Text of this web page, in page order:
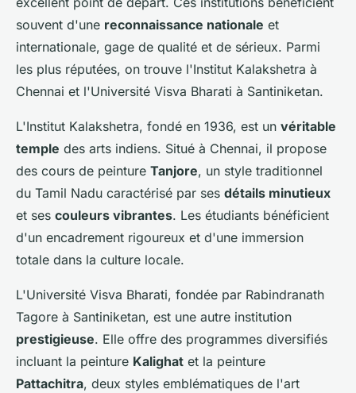
souvent d'une reconnaissance nationale et
internationale, gage de qualité et de sérieux. Parmi
les plus réputées, on trouve l'Institut Kalakshetra à
Chennai et l'Université Visva Bharati à Santiniketan.
L'Institut Kalakshetra, fondé en 1936, est un véritable
temple des arts indiens. Situé à Chennai, il propose
des cours de peinture Tanjore, un style traditionnel
du Tamil Nadu caractérisé par ses détails minutieux
et ses couleurs vibrantes. Les étudiants bénéficient
d'un encadrement rigoureux et d'une immersion
totale dans la culture locale.
L'Université Visva Bharati, fondée par Rabindranath
Tagore à Santiniketan, est une autre institution
prestigieuse. Elle offre des programmes diversifiés
incluant la peinture Kalighat et la peinture
Pattachitra, deux styles emblématiques de l'art